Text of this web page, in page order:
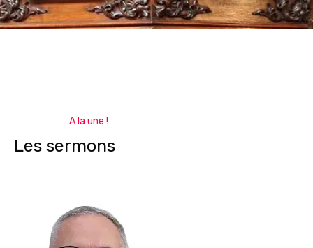
A la une !
Les sermons